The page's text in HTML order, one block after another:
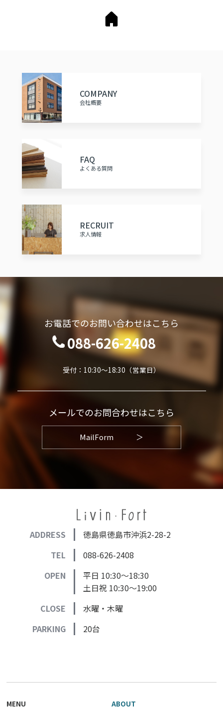
COMPANY
会社概要
FAQ
よくある質問
RECRUIT
求人情報
お電話でのお問い合わせはこちら
088-626-2408
受付：10:30～18:30（営業日）
メールでのお問合わせはこちら
MailForm ＞
ADDRESS
徳島県徳島市沖浜2-28-2
TEL
088-626-2408
OPEN
平日 10:30～18:30
土日祝 10:30～19:00
CLOSE
水曜・木曜
PARKING
20台
MENU ABOUT